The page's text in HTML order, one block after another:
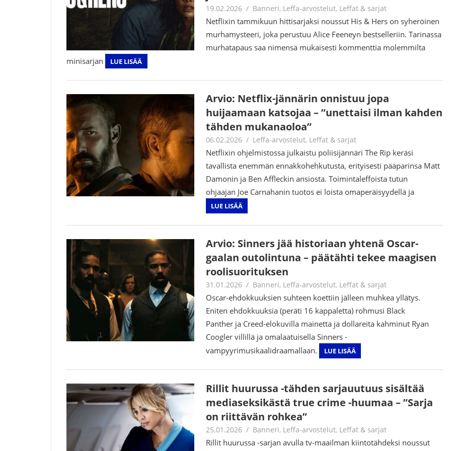
19.02.2026 Jouni Hirn
Banneri, Leffa-arvostelut, Leffat & sarjat
Netflixin tammikuun hittisarjaksi noussut His & Hers on syheröinen
murhamysteeri, joka perustuu Alice Feeneyn bestselleriin. Tarinassa
murhatapaus saa nimensä mukaisesti kommenttia molemmilta
minisarjan
LUE LISÄÄ
Arvio: Netflix-jännärin onnistuu jopa
huijaamaan katsojaa – ”unettaisi ilman kahden
tähden mukanaoloa”
06.02.2026 Jouni Hirn
Leffa-arvostelut, Leffat & sarjat
Netflixin ohjelmistossa julkaistu poliisijännäri The Rip keräsi
tavallista enemmän ennakkohehkutusta, erityisesti pääparinsa Matt
Damonin ja Ben Affleckin ansiosta. Toimintaleffoista tutun
ohjaajan Joe Carnahanin tuotos ei loista omaperäisyydellä ja
LUE LISÄÄ
Arvio: Sinners jää historiaan yhtenä Oscar-
gaalan outolintuna – päätähti tekee maagisen
roolisuorituksen
31.01.2026 Jouni Hirn
Banneri, Leffa-arvostelut, Leffat & sarjat
Oscar-ehdokkuuksien suhteen koettiin jälleen muhkea yllätys.
Eniten ehdokkuuksia (peräti 16 kappaletta) rohmusi Black
Panther ja Creed-elokuvilla mainetta ja dollareita kahminut Ryan
Coogler villillä ja omalaatuisella Sinners -
vampyyrimusikaalidraamallaan.
LUE LISÄÄ
Rillit huurussa -tähden sarjauutuus sisältää
mediaseksikästä true crime -huumaa – ”Sarja
on riittävän rohkea”
25.01.2026 Jouni Hirn
Banneri, Leffa-arvostelut, Leffat & sarjat
Rillit huurussa -sarjan avulla tv-maailman kiintotähdeksi noussut